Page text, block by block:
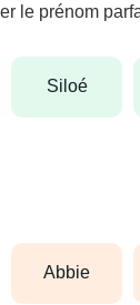
le prénom
siloé
abbie